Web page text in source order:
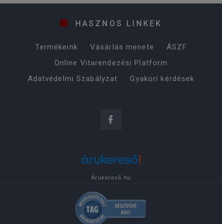
HASZNOS LINKEK
Termékeink Vásárlás menete
ÁSZF
Online Vitarendezési Platform
Adatvédelmi Szabályzat
Gyakori kérdések
Árukereső.hu